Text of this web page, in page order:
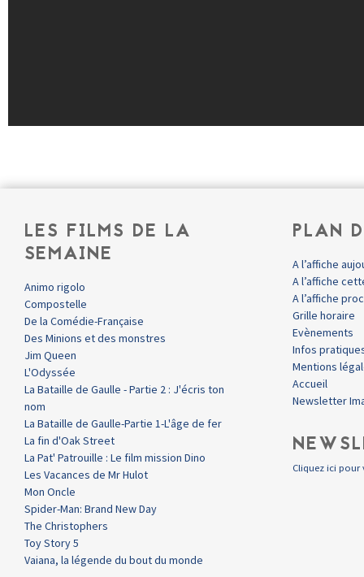
LES FILMS DE LA
SEMAINE
Animo rigolo
Compostelle
De la Comédie-Française
Des Minions et des monstres
Jim Queen
L'Odyssée
La Bataille de Gaulle - Partie 2 : J'écris ton
nom
La Bataille de Gaulle-Partie 1-L'âge de fer
La fin d'Oak Street
La Pat' Patrouille : Le film mission Dino
Les Vacances de Mr Hulot
Mon Oncle
Spider-Man: Brand New Day
The Christophers
Toy Story 5
Vaiana, la légende du bout du monde
PLAN
A l’affiche
A l’affiche
A l’affiche
Grille horaire
Evènements
Infos
Mentions
Accueil
Newsletter
Cliquez ici pour